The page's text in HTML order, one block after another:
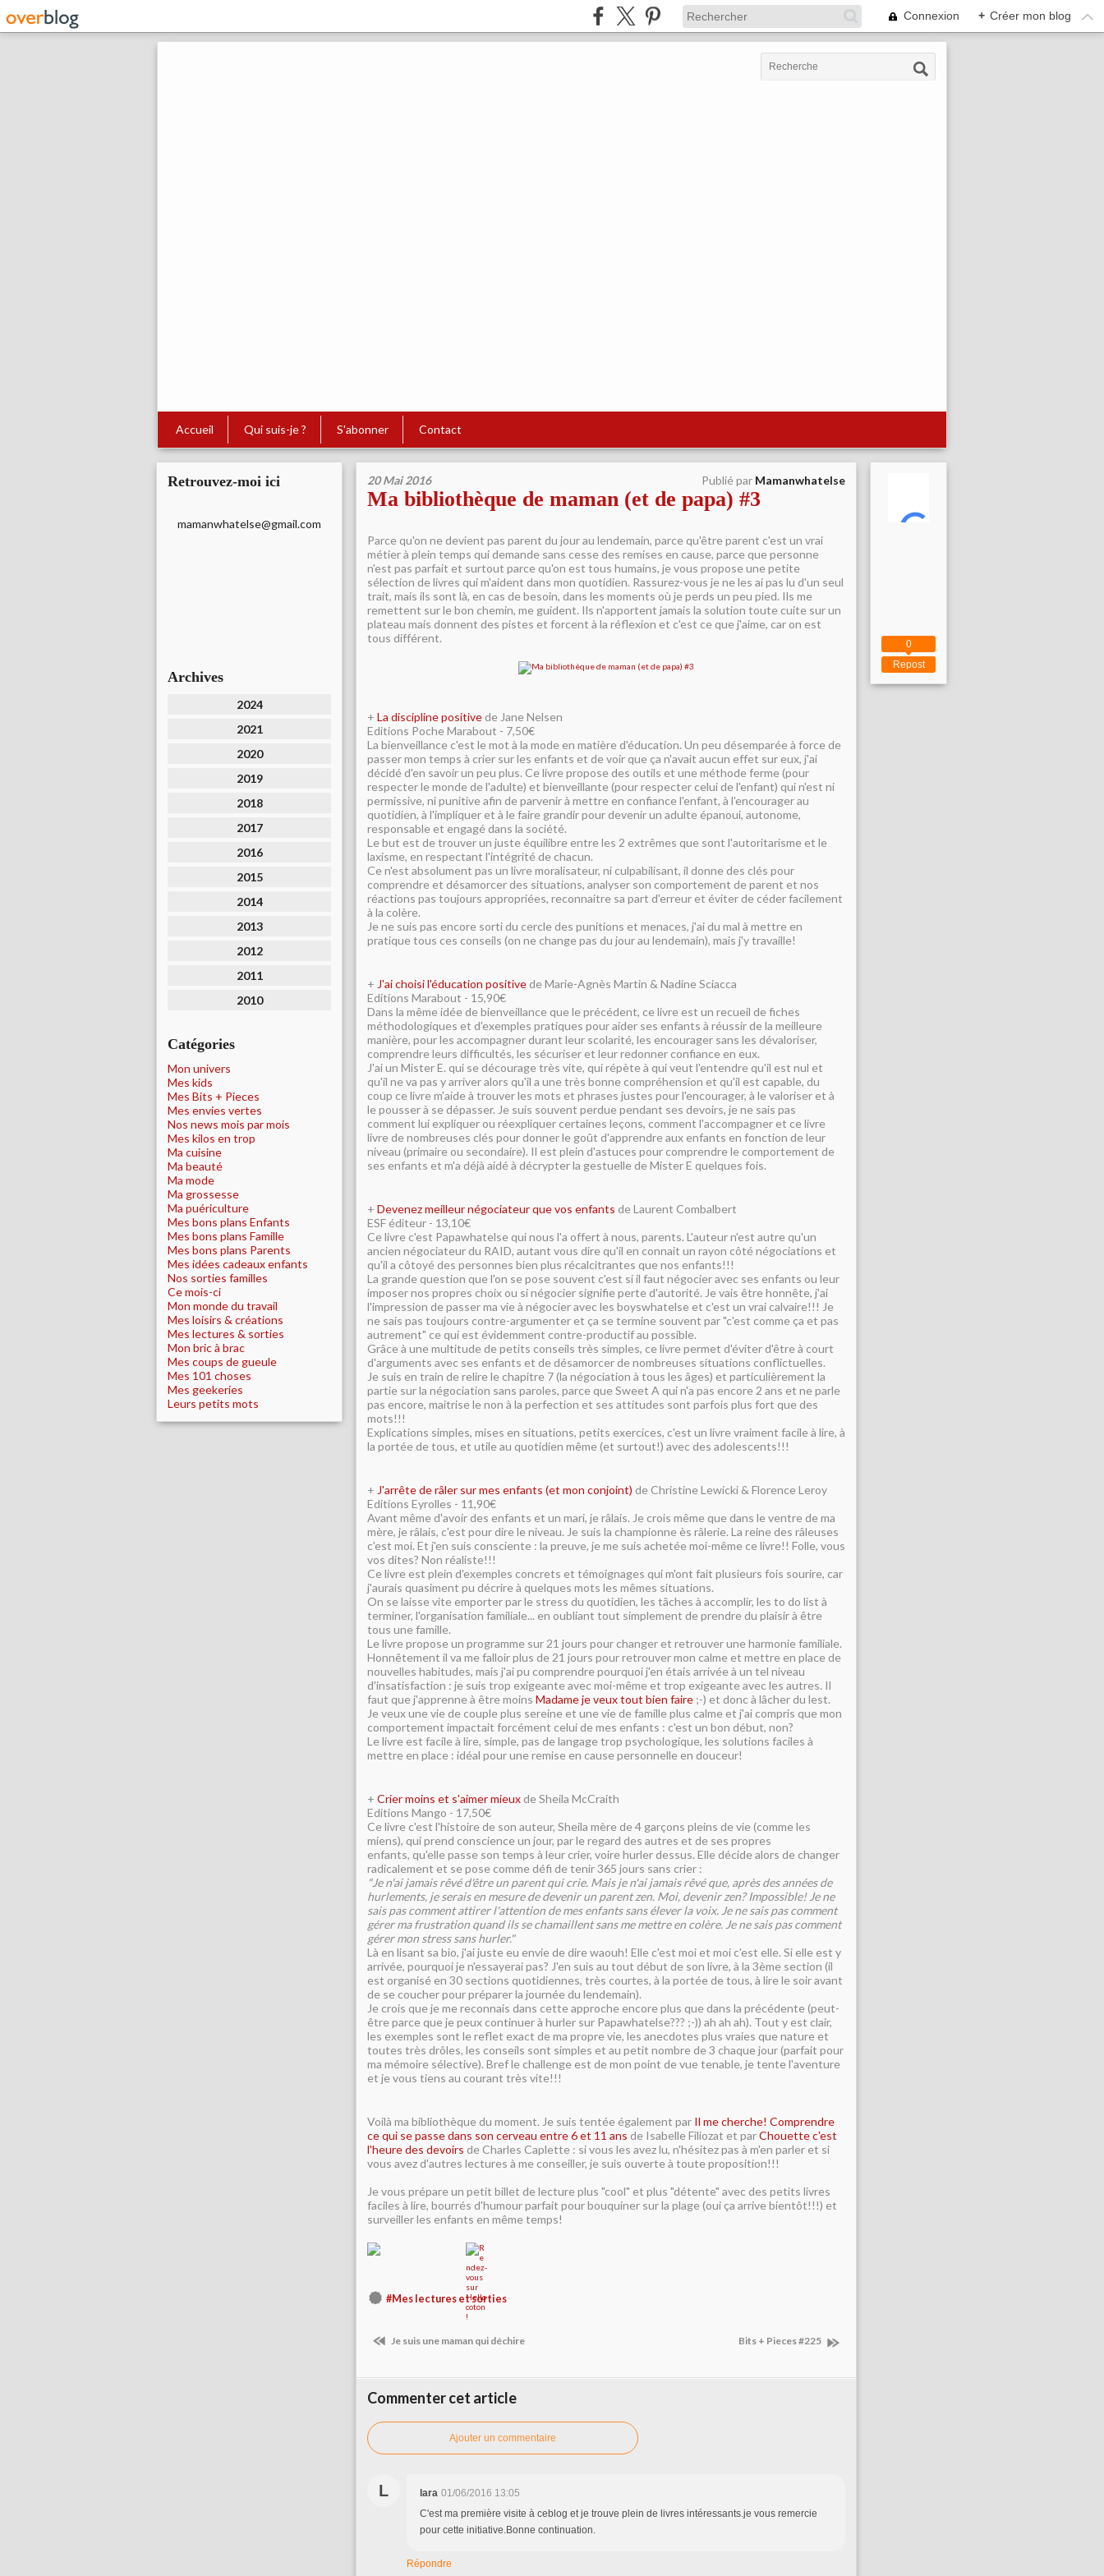
Connexion + Créer mon blog
Accueil Qui suis-je ? S'abonner Contact
Retrouvez-moi ici
mamanwhatelse@gmail.com
Archives
2024
2021
2020
2019
2018
2017
2016
2015
2014
2013
2012
2011
2010
Catégories
Mon univers
Mes kids
Mes Bits + Pieces
Mes envies vertes
Nos news mois par mois
Mes kilos en trop
Ma cuisine
Ma beauté
Ma mode
Ma grossesse
Ma puériculture
Mes bons plans Enfants
Mes bons plans Famille
Mes bons plans Parents
Mes idées cadeaux enfants
Nos sorties familles
Ce mois-ci
Mon monde du travail
Mes loisirs & créations
Mes lectures & sorties
Mon bric à brac
Mes coups de gueule
Mes 101 choses
Mes geekeries
Leurs petits mots
20 Mai 2016 Publié par Mamanwhatelse
Ma bibliothèque de maman (et de papa) #3
Parce qu'on ne devient pas parent du jour au lendemain, parce qu'être parent c'est un vrai
métier à plein temps qui demande sans cesse des remises en cause, parce que personne
n'est pas parfait et surtout parce qu'on est tous humains, je vous propose une petite
sélection de livres qui m'aident dans mon quotidien. Rassurez-vous je ne les ai pas lu d'un seul
trait, mais ils sont là, en cas de besoin, dans les moments où je perds un peu pied. Ils me
remettent sur le bon chemin, me guident. Ils n'apportent jamais la solution toute cuite sur un
plateau mais donnent des pistes et forcent à la réflexion et c'est ce que j'aime, car on est
tous différent.
+ La discipline positive de Jane Nelsen
Editions Poche Marabout - 7,50€
La bienveillance c'est le mot à la mode en matière d'éducation. Un peu désemparée à force de
passer mon temps à crier sur les enfants et de voir que ça n'avait aucun effet sur eux, j'ai
décidé d'en savoir un peu plus. Ce livre propose des outils et une méthode ferme (pour
respecter le monde de l'adulte) et bienveillante (pour respecter celui de l'enfant) qui n'est ni
permissive, ni punitive afin de parvenir à mettre en confiance l'enfant, à l'encourager au
quotidien, à l'impliquer et à le faire grandir pour devenir un adulte épanoui, autonome,
responsable et engagé dans la société.
Le but est de trouver un juste équilibre entre les 2 extrêmes que sont l'autoritarisme et le
laxisme, en respectant l'intégrité de chacun.
Ce n'est absolument pas un livre moralisateur, ni culpabilisant, il donne des clés pour
comprendre et désamorcer des situations, analyser son comportement de parent et nos
réactions pas toujours appropriées, reconnaitre sa part d'erreur et éviter de céder facilement
à la colère.
Je ne suis pas encore sorti du cercle des punitions et menaces, j'ai du mal à mettre en
pratique tous ces conseils (on ne change pas du jour au lendemain), mais j'y travaille!
+ J'ai choisi l'éducation positive de Marie-Agnès Martin & Nadine Sciacca
Editions Marabout - 15,90€
Dans la même idée de bienveillance que le précédent, ce livre est un recueil de fiches
méthodologiques et d'exemples pratiques pour aider ses enfants à réussir de la meilleure
manière, pour les accompagner durant leur scolarité, les encourager sans les dévaloriser,
comprendre leurs difficultés, les sécuriser et leur redonner confiance en eux.
J'ai un Mister E. qui se décourage très vite, qui répète à qui veut l'entendre qu'il est nul et
qu'il ne va pas y arriver alors qu'il a une très bonne compréhension et qu'il est capable, du
coup ce livre m'aide à trouver les mots et phrases justes pour l'encourager, à le valoriser et à
le pousser à se dépasser. Je suis souvent perdue pendant ses devoirs, je ne sais pas
comment lui expliquer ou réexpliquer certaines leçons, comment l'accompagner et ce livre
livre de nombreuses clés pour donner le goût d'apprendre aux enfants en fonction de leur
niveau (primaire ou secondaire). Il est plein d'astuces pour comprendre le comportement de
ses enfants et m'a déjà aidé à décrypter la gestuelle de Mister E quelques fois.
+ Devenez meilleur négociateur que vos enfants de Laurent Combalbert
ESF éditeur - 13,10€
Ce livre c'est Papawhatelse qui nous l'a offert à nous, parents. L'auteur n'est autre qu'un
ancien négociateur du RAID, autant vous dire qu'il en connait un rayon côté négociations et
qu'il a côtoyé des personnes bien plus récalcitrantes que nos enfants!!!
La grande question que l'on se pose souvent c'est si il faut négocier avec ses enfants ou leur
imposer nos propres choix ou si négocier signifie perte d'autorité. Je vais être honnête, j'ai
l'impression de passer ma vie à négocier avec les boyswhatelse et c'est un vrai calvaire!!! Je
ne sais pas toujours contre-argumenter et ça se termine souvent par "c'est comme ça et pas
autrement" ce qui est évidemment contre-productif au possible.
Grâce à une multitude de petits conseils très simples, ce livre permet d'éviter d'être à court
d'arguments avec ses enfants et de désamorcer de nombreuses situations conflictuelles.
Je suis en train de relire le chapitre 7 (la négociation à tous les âges) et particulièrement la
partie sur la négociation sans paroles, parce que Sweet A qui n'a pas encore 2 ans et ne parle
pas encore, maitrise le non à la perfection et ses attitudes sont parfois plus fort que des
mots!!!
Explications simples, mises en situations, petits exercices, c'est un livre vraiment facile à lire, à
la portée de tous, et utile au quotidien même (et surtout!) avec des adolescents!!!
+ J'arrête de râler sur mes enfants (et mon conjoint) de Christine Lewicki & Florence Leroy
Editions Eyrolles - 11,90€
Avant même d'avoir des enfants et un mari, je râlais. Je crois même que dans le ventre de ma
mère, je râlais, c'est pour dire le niveau. Je suis la championne ès râlerie. La reine des râleuses
c'est moi. Et j'en suis consciente : la preuve, je me suis achetée moi-même ce livre!! Folle, vous
vos dites? Non réaliste!!!
Ce livre est plein d'exemples concrets et témoignages qui m'ont fait plusieurs fois sourire, car
j'aurais quasiment pu décrire à quelques mots les mêmes situations.
On se laisse vite emporter par le stress du quotidien, les tâches à accomplir, les to do list à
terminer, l'organisation familiale... en oubliant tout simplement de prendre du plaisir à être
tous une famille.
Le livre propose un programme sur 21 jours pour changer et retrouver une harmonie familiale.
Honnêtement il va me falloir plus de 21 jours pour retrouver mon calme et mettre en place de
nouvelles habitudes, mais j'ai pu comprendre pourquoi j'en étais arrivée à un tel niveau
d'insatisfaction : je suis trop exigeante avec moi-même et trop exigeante avec les autres. Il
faut que j'apprenne à être moins Madame je veux tout bien faire ;-) et donc à lâcher du lest.
Je veux une vie de couple plus sereine et une vie de famille plus calme et j'ai compris que mon
comportement impactait forcément celui de mes enfants : c'est un bon début, non?
Le livre est facile à lire, simple, pas de langage trop psychologique, les solutions faciles à
mettre en place : idéal pour une remise en cause personnelle en douceur!
+ Crier moins et s'aimer mieux de Sheila McCraith
Editions Mango - 17,50€
Ce livre c'est l'histoire de son auteur, Sheila mère de 4 garçons pleins de vie (comme les
miens), qui prend conscience un jour, par le regard des autres et de ses propres
enfants, qu'elle passe son temps à leur crier, voire hurler dessus. Elle décide alors de changer
radicalement et se pose comme défi de tenir 365 jours sans crier :
"Je n'ai jamais rêvé d'être un parent qui crie. Mais je n'ai jamais rêvé que, après des années de
hurlements, je serais en mesure de devenir un parent zen. Moi, devenir zen? Impossible! Je ne
sais pas comment attirer l'attention de mes enfants sans élever la voix. Je ne sais pas comment
gérer ma frustration quand ils se chamaillent sans me mettre en colère. Je ne sais pas comment
gérer mon stress sans hurler."
Là en lisant sa bio, j'ai juste eu envie de dire waouh! Elle c'est moi et moi c'est elle. Si elle est y
arrivée, pourquoi je n'essayerai pas? J'en suis au tout début de son livre, à la 3ème section (il
est organisé en 30 sections quotidiennes, très courtes, à la portée de tous, à lire le soir avant
de se coucher pour préparer la journée du lendemain).
Je crois que je me reconnais dans cette approche encore plus que dans la précédente (peut-
être parce que je peux continuer à hurler sur Papawhatelse??? ;-)) ah ah ah). Tout y est clair,
les exemples sont le reflet exact de ma propre vie, les anecdotes plus vraies que nature et
toutes très drôles, les conseils sont simples et au petit nombre de 3 chaque jour (parfait pour
ma mémoire sélective). Bref le challenge est de mon point de vue tenable, je tente l'aventure
et je vous tiens au courant très vite!!!
Voilà ma bibliothèque du moment. Je suis tentée également par Il me cherche! Comprendre
ce qui se passe dans son cerveau entre 6 et 11 ans de Isabelle Filiozat et parChouette c'est
l'heure des devoirs de Charles Caplette : si vous les avez lu, n'hésitez pas à m'en parler et si
vous avez d'autres lectures à me conseiller, je suis ouverte à toute proposition!!!
Je vous prépare un petit billet de lecture plus "cool" et plus "détente" avec des petits livres
faciles à lire, bourrés d'humour parfait pour bouquiner sur la plage (oui ça arrive bientôt!!!) et
surveiller les enfants en même temps!
#Mes lectures et sorties
Je suis une maman qui déchire Bits + Pieces #225
Commenter cet article
Ajouter un commentaire
L lara 01/06/2016 13:05
C'est ma première visite à ceblog et je trouve plein de livres intéressants.je vous remercie
pour cette initiative.Bonne continuation.
Répondre
Repost
0